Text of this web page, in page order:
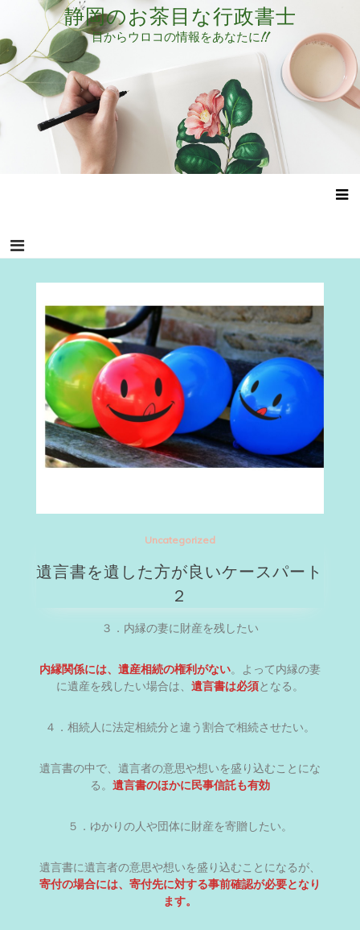
テ
ン
ツ
キ
静岡のお茶目な行政書士
目からウロコの情報をあなたに!!
Uncategorized
遺言書を遺した方が良いケースパート
２
３．内縁の妻に財産を残したい
内縁関係には、遺産相続の権利がない。よって内縁の妻
に遺産を残したい場合は、 遺言書は必須となる。
４．相続人に法定相続分と違う割合で相続させたい。
遺言書の中で、遺言者の意思や想いを盛り込むことにな
る。 遺言書のほかに民事信託も有効
５．ゆかりの人や団体に財産を寄贈したい。
遺言書に遺言者の意思や想いを盛り込むことになるが、
寄付の場合には、寄付先に対する事前確認が必要となり
ます。